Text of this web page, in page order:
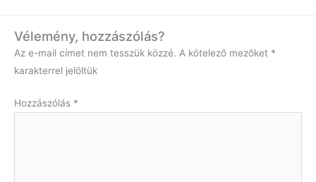
Vélemény, hozzászólás?
Az e-mail címet nem tesszük közzé. A kötelező mezőket *
karakterrel jelöltük
Hozzászólás *